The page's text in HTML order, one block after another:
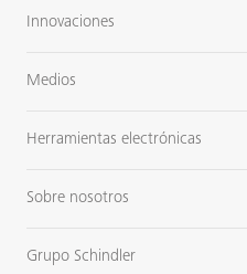
Innovaciones
Medios
Herramientas electrónicas
Sobre nosotros
Grupo Schindler